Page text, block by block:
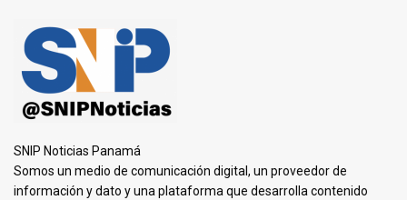
SNIP Noticias Panamá
Somos un medio de comunicación digital, un proveedor de
información y dato y una plataforma que desarrolla contenido